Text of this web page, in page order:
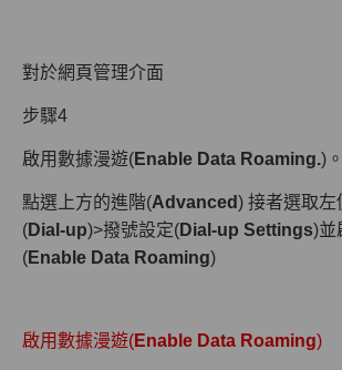
對於網頁管理介面
步驟4
啟用數據漫遊(Enable Data Roaming.)。
點選上方的進階(Advanced) 接者選取
(Dial-up)>撥號設定(Dial-up Settings)並
(Enable Data Roaming)
啟用數據漫遊(Enable Data Roaming)